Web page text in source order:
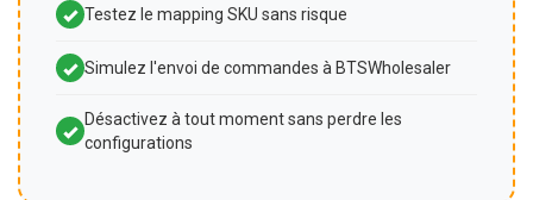
Testez le mapping SKU sans risque
Simulez l'envoi de commandes à BTSWholesaler
Désactivez à tout moment sans perdre les
configurations